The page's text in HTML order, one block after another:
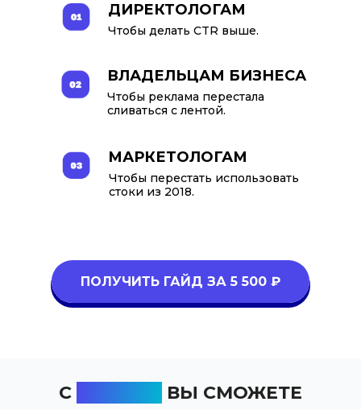
Чтобы делать CTR выше.
ДИРЕКТОЛОГАМ
Чтобы реклама перестала
сливаться с лентой.
ВЛАДЕЛЬЦАМ БИЗНЕСА
Чтобы перестать использовать
стоки из 2018.
МАРКЕТОЛОГАМ
ПОЛУЧИТЬ ГАЙД ЗА 5 500 ₽
С ВЫ СМОЖЕТЕ